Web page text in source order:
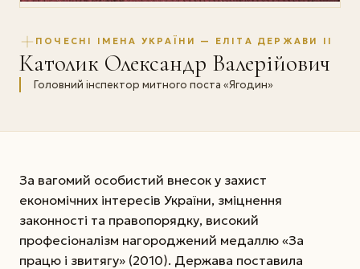
ПОЧЕСНІ ІМЕНА УКРАЇНИ — ЕЛІТА ДЕРЖАВИ II
Католик Олександр Валерійович
Головний інспектор митного поста «Ягодин»
За вагомий особистий внесок у захист
економічних інтересів України, зміцнення
законності та правопорядку, високий
професіоналізм нагороджений медаллю «За
працю і звитягу» (2010). Держава поставила